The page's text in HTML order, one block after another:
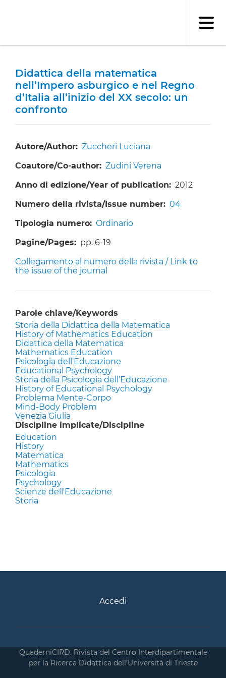
Didattica della matematica
nell’Impero asburgico e nel Regno
d’Italia all’inizio del XX secolo: un
confronto
Autore/Author
Zuccheri Luciana
Coautore/Co-author
Zudini Verena
Anno di edizione/Year of publication
2012
Numero della rivista/Issue number
04
Tipologia numero
Ordinario
Pagine/Pages
pp. 6-19
Collegamento al numero della rivista / Link to
the issue of the journal
Parole chiave/Keywords
Storia della Didattica della Matematica
History of Mathematics Education
Didattica della Matematica
Mathematics Education
Psicologia dell’Educazione
Educational Psychology
Storia della Psicologia dell’Educazione
History of Educational Psychology
Problema Mente-Corpo
Mind-Body Problem
Venezia Giulia
Discipline implicate/Discipline
Education
History
Matematica
Mathematics
Psicologia
Psychology
Scienze dell'Educazione
Storia
Accedi
QuaderniCIRD. Rivista del Centro Interdipartimentale
per la Ricerca Didattica dell’Università di Trieste